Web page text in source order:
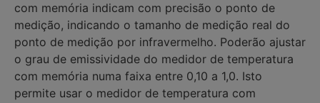
com memória indicam com precisão o ponto de
medição, indicando o tamanho de medição real do
ponto de medição por infravermelho. Poderão ajustar
o grau de emissividade do medidor de temperatura
com memória numa faixa entre 0,10 a 1,0. Isto
permite usar o medidor de temperatura com